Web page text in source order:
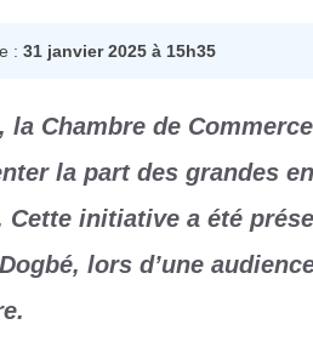
: 31 janvier 2025 à 15h35
la Chambre de
la part des grandes
Cette initiative a été
lors d’une